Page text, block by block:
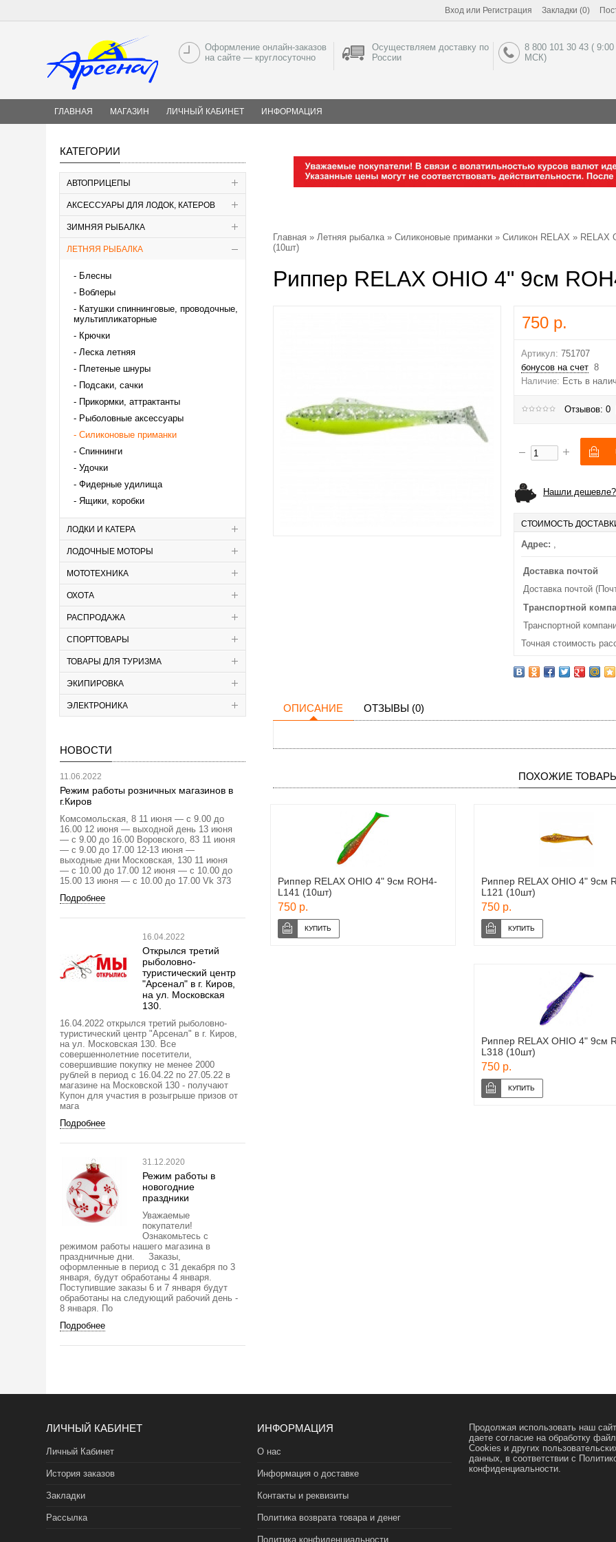
Вход или Регистрация Закладки (0)
Оформление онлайн-заказов
на сайте — круглосуточно
Осуществляем доставку по
России
8 800 101 30 43 (
МСК)
ГЛАВНАЯ МАГАЗИН ЛИЧНЫЙ КАБИНЕТ ИНФОРМАЦИЯ
КАТЕГОРИИ
АВТОПРИЦЕПЫ
АКСЕССУАРЫ ДЛЯ ЛОДОК, КАТЕРОВ
ЗИМНЯЯ РЫБАЛКА
ЛЕТНЯЯ РЫБАЛКА
Блесны
Воблеры
Катушки спиннинговые, проводочные,
мультипликаторные
Крючки
Леска летняя
Плетеные шнуры
Подсаки, сачки
Прикормки, аттрактанты
Рыболовные аксессуары
Силиконовые приманки
Спиннинги
Удочки
Фидерные удилища
Ящики, коробки
ЛОДКИ И КАТЕРА
ЛОДОЧНЫЕ МОТОРЫ
МОТОТЕХНИКА
ОХОТА
РАСПРОДАЖА
СПОРТТОВАРЫ
ТОВАРЫ ДЛЯ ТУРИЗМА
ЭКИПИРОВКА
ЭЛЕКТРОНИКА
НОВОСТИ
11.06.2022
Режим работы розничных магазинов в
г.Киров
Комсомольская, 8 11 июня — с 9.00 до
16.00 12 июня — выходной день 13 июня
— с 9.00 до 16.00 Воровского, 83 11 июня
— с 9.00 до 17.00 12-13 июня —
выходные дни Московская, 130 11 июня
— с 10.00 до 17.00 12 июня — с 10.00 до
15.00 13 июня — с 10.00 до 17.00 Vk 373
Подробнее
16.04.2022
Открылся третий
рыболовно-
туристический центр
"Арсенал" в г. Киров,
на ул. Московская
130.
16.04.2022 открылся третий рыболовно-
туристический центр "Арсенал" в г. Киров,
на ул. Московская 130. Все
совершеннолетние посетители,
совершившие покупку не менее 2000
рублей в период с 16.04.22 по 27.05.22 в
магазине на Московской 130 - получают
Купон для участия в розыгрыше призов от
мага
Подробнее
31.12.2020
Режим работы в
новогодние
праздники
Уважаемые
покупатели!
Ознакомьтесь с
режимом работы нашего магазина в
праздничные дни. Заказы,
оформленные в период с 31 декабря по 3
января, будут обработаны 4 января.
Поступившие заказы 6 и 7 января будут
обработаны на следующий рабочий день -
8 января. По
Подробнее
Главная » Летняя рыбалка» Силиконовые приманки » Силикон RELAX » RELAX
(10шт)
Риппер RELAX OHIO 4" 9см
750 р.
Артикул: 751707
бонусов на счет 8
Наличие: Есть в
Отзывов: 0
Нашли дешевле?
СТОИМОСТЬ
Адрес: ,
Доставка почтой
Доставка почтой
Транспортной
Транспортной
Точная стоимость
ОПИСАНИЕ ОТЗЫВЫ (0)
ПОХОЖИЕ
Риппер RELAX OHIO 4" 9см ROH4-
L141 (10шт)
750 р.
Риппер RELAX OHIO 4" 9см
L121 (10шт)
750 р.
Риппер RELAX OHIO 4" 9см
L318 (10шт)
750 р.
ЛИЧНЫЙ КАБИНЕТ
Личный Кабинет
История заказов
Закладки
Рассылка
ИНФОРМАЦИЯ
О нас
Информация о доставке
Контакты и реквизиты
Политика возврата товара и денег
Политика конфиденциальности
Продолжая использовать наш
даете согласие на обработку
Cookies и других
данных, в соответствии с
конфиденциальности.